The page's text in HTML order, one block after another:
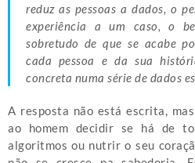
reduz as pessoas a dados, o
experiência a um caso, o
sobretudo de que se acabe
cada pessoa e da sua
concreta numa série de dados
A resposta não está escrita,
ao homem decidir se há de
algoritmos ou nutrir o seu